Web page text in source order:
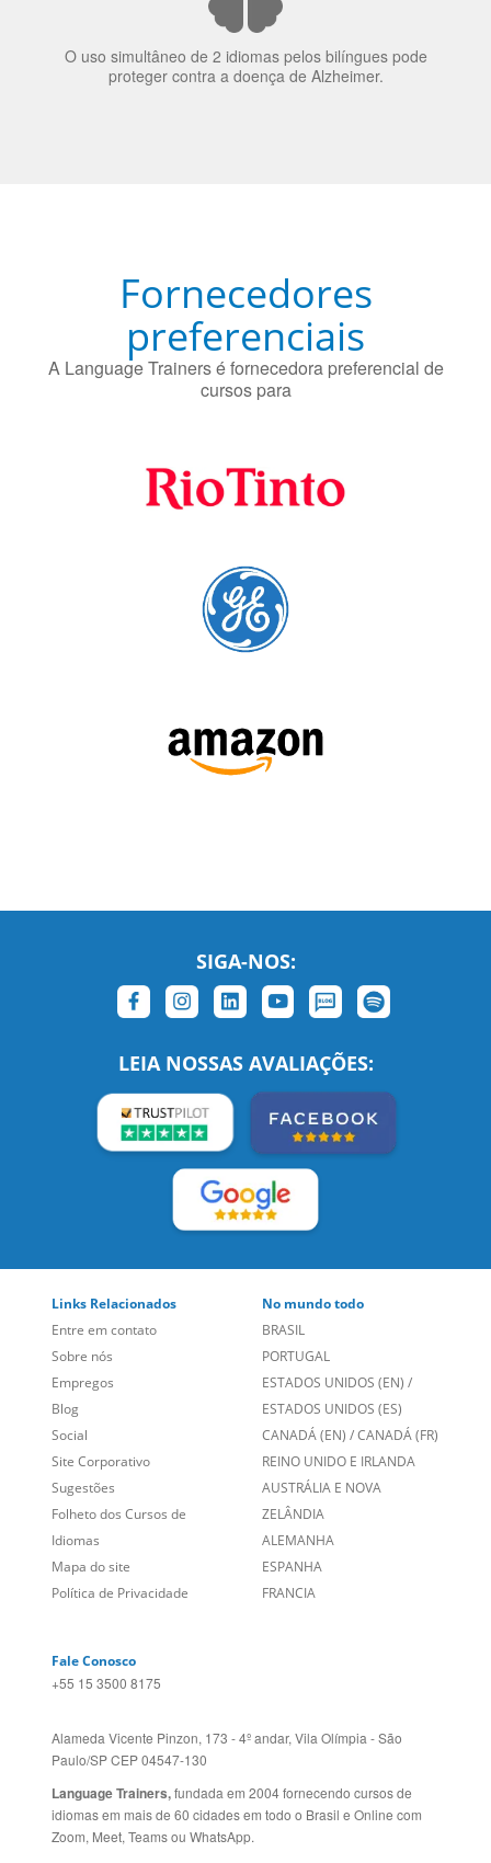
Fornecedores
preferenciais
SIGA-NOS:
LEIA NOSSAS AVALIAÇÕES:
Links Relacionados
Entre em contato
Sobre nós
Empregos
Blog
Social
Site Corporativo
Sugestões
Folheto dos Cursos de
Idiomas
No mundo todo
BRASIL
PORTUGAL
ESTADOS UNIDOS (EN)/
ESTADOS UNIDOS (ES)
CANADÁ (EN) /CANADÁ (FR)
REINO UNIDO E IRLANDA
AUSTRÁLIA E NOVA
ZELÂNDIA
ALEMANHA
+55 15 3500 8175
Alameda Vicente Pinzon, 173 - 4º andar, Vila Olímpia - São
Paulo/SP CEP 04547-130
Language Trainers,fundada em 2004 fornecendo cursos de